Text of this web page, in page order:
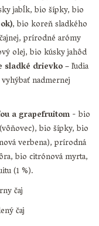
jabĺk, bio šípky, bio
, bio koreň sladkého
prírodné arómy
olej, bio kúsky jahôd
sladké drievko– ľudia
nadmernej
a grapefruitom- bio
bio šípky, bio
verbena), prírodná
bio citrónová myrta,
(1 %).
čaj
čaj